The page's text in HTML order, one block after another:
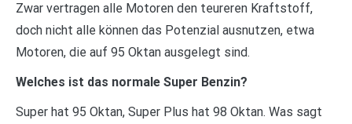
Zwar vertragen alle Motoren den teureren Kraftstoff,
doch nicht alle können das Potenzial ausnutzen, etwa
Motoren, die auf 95 Oktan ausgelegt sind.
Welches ist das normale Super Benzin?
Super hat 95 Oktan, Super Plus hat 98 Oktan. Was sagt